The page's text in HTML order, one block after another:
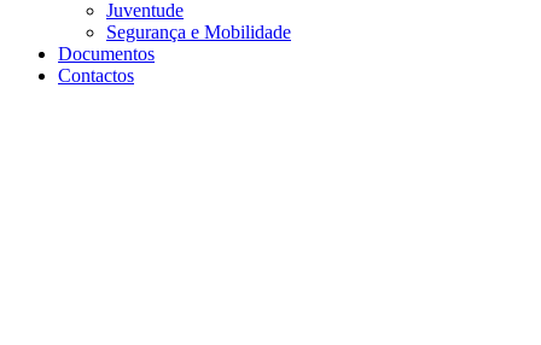
Juventude
Segurança e Mobilidade
Documentos
Contactos